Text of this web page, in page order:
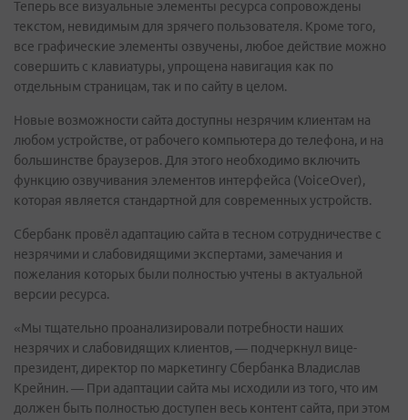
Теперь все визуальные элементы ресурса сопровождены
текстом, невидимым для зрячего пользователя. Кроме того,
все графические элементы озвучены, любое действие можно
совершить с клавиатуры, упрощена навигация как по
отдельным страницам, так и по сайту в целом.
Новые возможности сайта доступны незрячим клиентам на
любом устройстве, от рабочего компьютера до телефона, и на
большинстве браузеров. Для этого необходимо включить
функцию озвучивания элементов интерфейса (VoiceOver),
которая является стандартной для современных устройств.
Сбербанк провёл адаптацию сайта в тесном сотрудничестве с
незрячими и слабовидящими экспертами, замечания и
пожелания которых были полностью учтены в актуальной
версии ресурса.
«Мы тщательно проанализировали потребности наших
незрячих и слабовидящих клиентов, — подчеркнул вице-
президент, директор по маркетингу Сбербанка Владислав
Крейнин. — При адаптации сайта мы исходили из того, что им
должен быть полностью доступен весь контент сайта, при этом